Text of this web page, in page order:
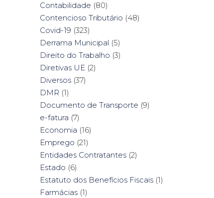
Contabilidade (80)
Contencioso Tributário (48)
Covid-19 (323)
Derrama Municipal (5)
Direito do Trabalho (3)
Diretivas UE (2)
Diversos (37)
DMR (1)
Documento de Transporte (9)
e-fatura (7)
Economia (16)
Emprego (21)
Entidades Contratantes (2)
Estado (6)
Estatuto dos Benefícios Fiscais (1)
Farmácias (1)